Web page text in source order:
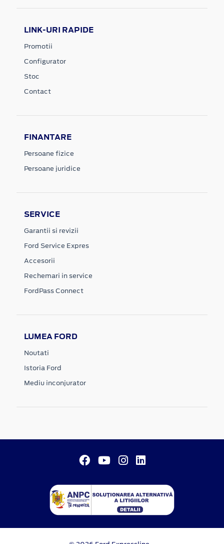
LINK-URI RAPIDE
Promotii
Configurator
Stoc
Contact
FINANTARE
Persoane fizice
Persoane juridice
SERVICE
Garantii si revizii
Ford Service Expres
Accesorii
Rechemari in service
FordPass Connect
LUMEA FORD
Noutati
Istoria Ford
Mediu inconjurator